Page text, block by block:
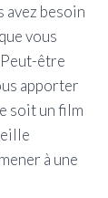
avez besoin
vous
être
apporter
soit un film
à une